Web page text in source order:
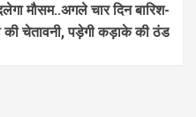
मौसम..अगले चार दिन बारिश-
की चेतावनी, पड़ेगी कड़ाके की ठंड